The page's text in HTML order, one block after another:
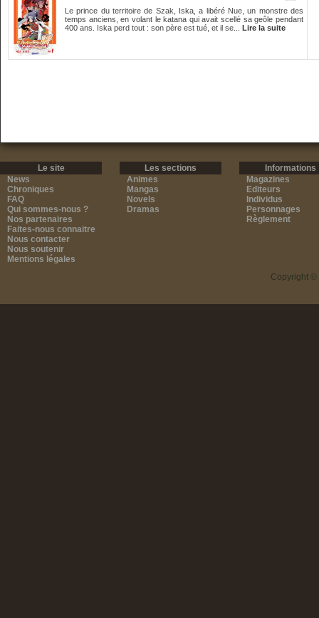
Le prince du territoire de Szak, Iska, a libéré Nue, un monstre des
temps anciens, en volant le katana qui avait scellé sa geôle pendant
400 ans. Iska perd tout : son père est tué, et il se... Lire la suite
Le site
News
Chroniques
FAQ
Qui sommes-nous ?
Nos partenaires
Faites-nous connaitre
Nous contacter
Nous soutenir
Mentions légales
Les sections
Animes
Mangas
Novels
Dramas
Informations
Magazines
Editeurs
Individus
Personnages
Règlement
Copyright ©